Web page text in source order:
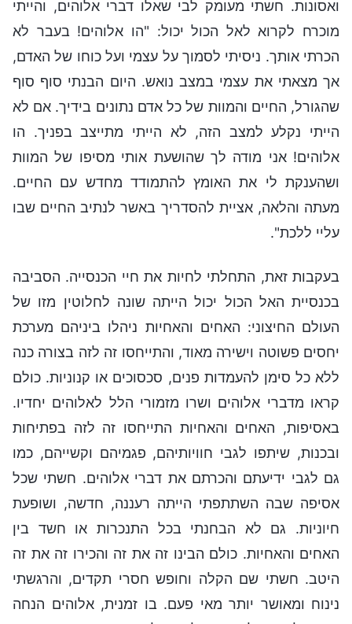
ואסונות. חשתי מעומק לבי שאלו דברי אלוהים, והייתי
מוכרח לקרוא לאל הכול יכול: "הו אלוהים! בעבר לא
הכרתי אותך. ניסיתי לסמוך על עצמי ועל כוחו של האדם,
אך מצאתי את עצמי במצב נואש. היום הבנתי סוף סוף
שהגורל, החיים והמוות של כל אדם נתונים בידיך. אם לא
הייתי נקלע למצב הזה, לא הייתי מתייצב בפניך. הו
אלוהים! אני מודה לך שהושעת אותי מסיפו של המוות
ושהענקת לי את האומץ להתמודד מחדש עם החיים.
מעתה והלאה, אציית להסדריך באשר לנתיב החיים שבו
עליי ללכת".
בעקבות זאת, התחלתי לחיות את חיי הכנסייה. הסביבה
בכנסיית האל הכול יכול הייתה שונה לחלוטין מזו של
העולם החיצוני: האחים והאחיות ניהלו ביניהם מערכת
יחסים פשוטה וישירה מאוד, והתייחסו זה לזה בצורה כנה
ללא כל סימן להעמדות פנים, סכסוכים או קנוניות. כולם
קראו מדברי אלוהים ושרו מזמורי הלל לאלוהים יחדיו.
באסיפות, האחים והאחיות התייחסו זה לזה בפתיחות
ובכנות, שיתפו לגבי חוויותיהם, פגמיהם וקשייהם, כמו
גם לגבי ידיעתם והכרתם את דברי אלוהים. חשתי שכל
אסיפה שבה השתתפתי הייתה רעננה, חדשה, ושופעת
חיוניות. גם לא הבחנתי בכל התנכרות או חשד בין
האחים והאחיות. כולם הבינו זה את זה והכירו זה את זה
היטב. חשתי שם הקלה וחופש חסרי תקדים, והרגשתי
נינוח ומאושר יותר מאי פעם. בו זמנית, אלוהים הנחה